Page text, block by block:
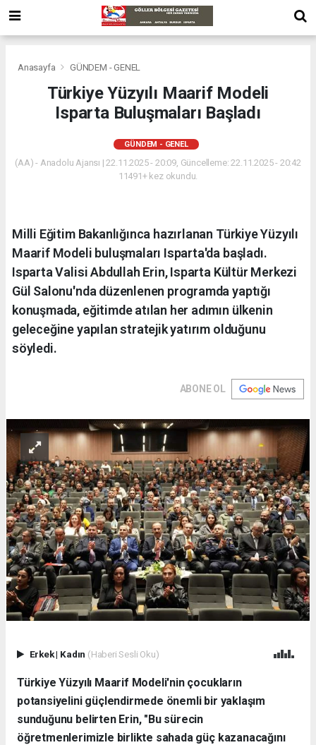
Anasayfa GÜNDEM - GENEL
Türkiye Yüzyılı Maarif Modeli
Isparta Buluşmaları Başladı
GÜNDEM - GENEL
(AA) - Anadolu Ajansı | 22.11.2025 - 20:09, Güncelleme: 22.11.2025 - 20:42
11491+ kez okundu.
Milli Eğitim Bakanlığınca hazırlanan Türkiye Yüzyılı
Maarif Modeli buluşmaları Isparta'da başladı.
Isparta Valisi Abdullah Erin, Isparta Kültür Merkezi
Gül Salonu'nda düzenlenen programda yaptığı
konuşmada, eğitimde atılan her adımın ülkenin
geleceğine yapılan stratejik yatırım olduğunu
söyledi.
ABONE OL
Erkek| Kadın (Haberi Sesli Oku)
Türkiye Yüzyılı Maarif Modeli'nin çocukların
potansiyelini güçlendirmede önemli bir yaklaşım
sunduğunu belirten Erin, "Bu sürecin
öğretmenlerimizle birlikte sahada güç kazanacağını